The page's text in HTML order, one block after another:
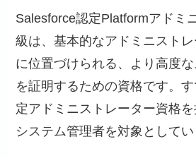
Salesforce認定Platformアドミ
級は、基本的なアドミニスト
に位置づけられる、より高度
を証明するための資格です。
定アドミニストレーター資格
システム管理者を対象としてい